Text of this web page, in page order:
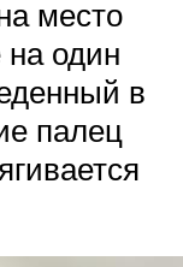
место
один
в
палец